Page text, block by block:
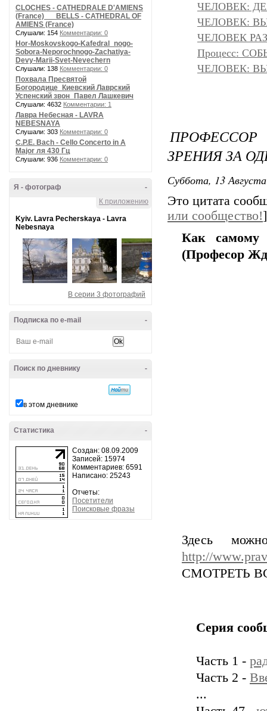
CLOCHES - CATHEDRALE D'AMIENS
(France) __ BELLS - CATHEDRAL OF
AMIENS (France)
Слушали: 154 Комментарии: 0
Hor-Moskovskogo-Kafedral_nogo-
Sobora-Neporochnogo-Zachatiya-
Devy-Marii-Svet-Nevechern
Слушали: 138 Комментарии: 0
Похвала Пресвятой
Богородице_Киевский Лаврский
Успенский звон_Павел Лашкевич
Слушали: 4632 Комментарии: 1
Лавра Небесная - LAVRA
NEBESNAYA
Слушали: 303 Комментарии: 0
C.P.E. Bach - Cello Concerto in A
Major ля 430 Гц
Слушали: 936 Комментарии: 0
-
Я - фотограф
К приложению
Kyiv. Lavra Pecherskaya - Lavra
Nebesnaya
В серии 3 фотографий
-
Подписка по e-mail
-
Поиск по дневнику
в этом дневнике
-
Статистика
Создан: 08.09.2009
Записей: 15974
Комментариев: 6591
Написано: 25243
Отчеты:
Посетители
Поисковые фразы
ЧЕЛОВЕК:
ЧЕЛОВЕК:
ЧЕЛОВЕК
Процесс:
ЧЕЛОВЕК:
ЗРЕНИЯ ЗА
Суббота, 13
Это цитата
или сообщество!]
Как самому
(Професор
Здесь
http://
СМОТРЕТЬ
Серия
Часть 1 -
Часть 2 -
...